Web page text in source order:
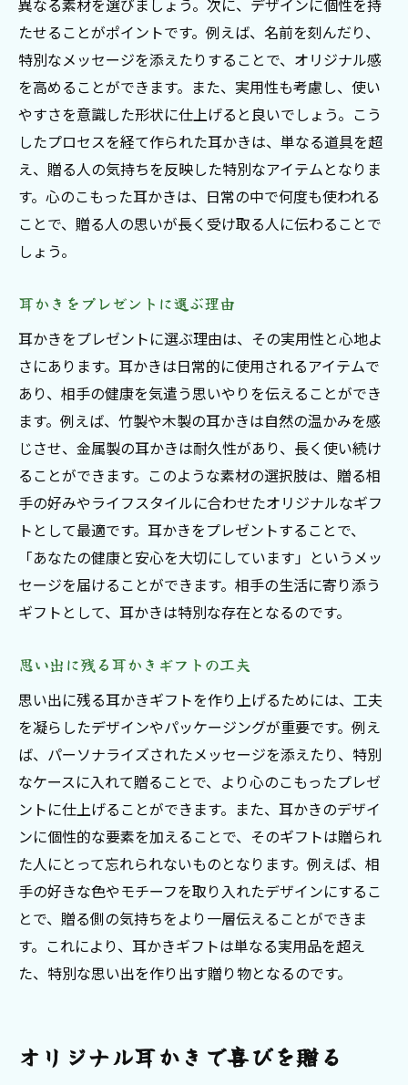
異なる素材を選びましょう。次に、デザインに個性を持
たせることがポイントです。例えば、名前を刻んだり、
特別なメッセージを添えたりすることで、オリジナル感
を高めることができます。また、実用性も考慮し、使い
やすさを意識した形状に仕上げると良いでしょう。こう
したプロセスを経て作られた耳かきは、単なる道具を超
え、贈る人の気持ちを反映した特別なアイテムとなりま
す。心のこもった耳かきは、日常の中で何度も使われる
ことで、贈る人の思いが長く受け取る人に伝わることで
しょう。
耳かきをプレゼントに選ぶ理由
耳かきをプレゼントに選ぶ理由は、その実用性と心地よ
さにあります。耳かきは日常的に使用されるアイテムで
あり、相手の健康を気遣う思いやりを伝えることができ
ます。例えば、竹製や木製の耳かきは自然の温かみを感
じさせ、金属製の耳かきは耐久性があり、長く使い続け
ることができます。このような素材の選択肢は、贈る相
手の好みやライフスタイルに合わせたオリジナルなギフ
トとして最適です。耳かきをプレゼントすることで、
「あなたの健康と安心を大切にしています」というメッ
セージを届けることができます。相手の生活に寄り添う
ギフトとして、耳かきは特別な存在となるのです。
思い出に残る耳かきギフトの工夫
思い出に残る耳かきギフトを作り上げるためには、工夫
を凝らしたデザインやパッケージングが重要です。例え
ば、パーソナライズされたメッセージを添えたり、特別
なケースに入れて贈ることで、より心のこもったプレゼ
ントに仕上げることができます。また、耳かきのデザイ
ンに個性的な要素を加えることで、そのギフトは贈られ
た人にとって忘れられないものとなります。例えば、相
手の好きな色やモチーフを取り入れたデザインにするこ
とで、贈る側の気持ちをより一層伝えることができま
す。これにより、耳かきギフトは単なる実用品を超え
た、特別な思い出を作り出す贈り物となるのです。
オリジナル耳かきで喜びを贈る